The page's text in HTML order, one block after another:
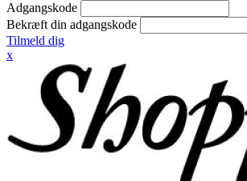
Adgangskode
Bekræft din adgangskode
Tilmeld dig
x